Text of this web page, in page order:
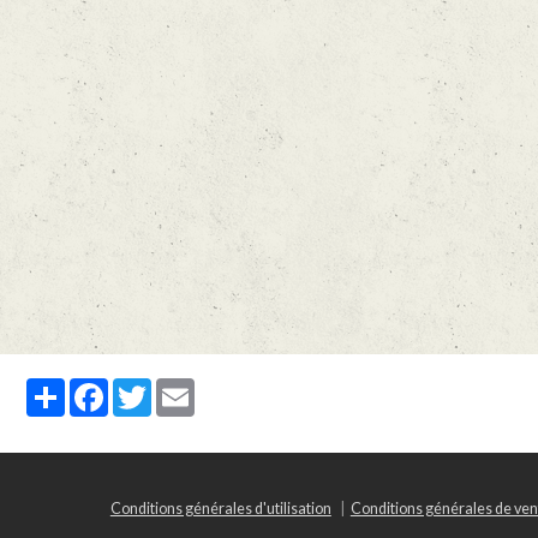
PartagerFacebook
Twitter
Conditions générales d'utilisation Conditions générales de